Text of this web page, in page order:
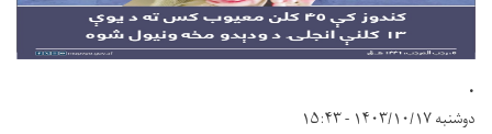
.
دوشنبه ۱۴۰۳/۱۰/۱۷ - ۱۵:۴۳